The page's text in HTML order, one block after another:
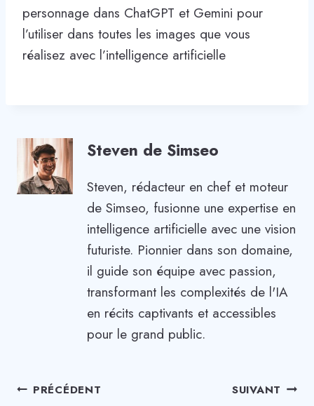
personnage dans ChatGPT et Gemini pour
l’utiliser dans toutes les images que vous
réalisez avec l’intelligence artificielle
Steven de Simseo
Steven, rédacteur en chef et moteur
de Simseo, fusionne une expertise en
intelligence artificielle avec une vision
futuriste. Pionnier dans son domaine,
il guide son équipe avec passion,
transformant les complexités de l'IA
en récits captivants et accessibles
pour le grand public.
Navigation
PRÉCÉDENT SUIVANT